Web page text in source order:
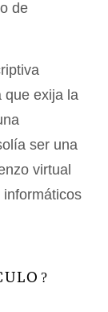
de
que exija la
ser una
virtual
?